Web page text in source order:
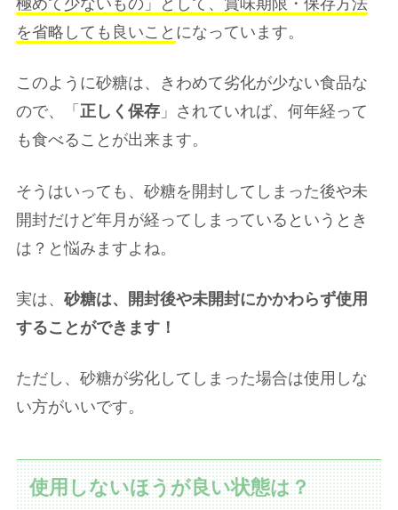
極めて少ないもの」として、賞味期限・保存方法
を省略しても良いこと になっています。
このように砂糖は、きわめて劣化が少ない食品な
ので、「 正しく保存 」されていれば、何年経って
も食べることが出来ます。
そうはいっても、砂糖を開封してしまった後や未
開封だけど年月が経ってしまっているというとき
は？と悩みますよね。
実は、 砂糖は、開封後や未開封にかかわらず使用
することができます！
ただし、砂糖が劣化してしまった場合は使用しな
い方がいいです。
使用しないほうが良い状態は？